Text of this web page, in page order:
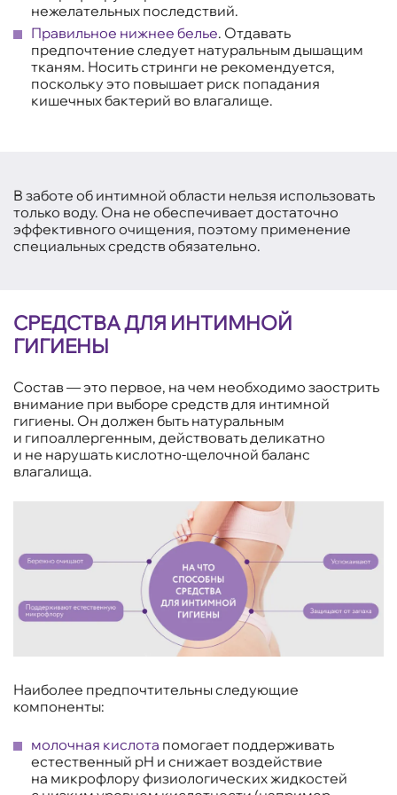
нежелательных последствий.
Правильное нижнее белье. Отдавать
предпочтение следует натуральным дышащим
тканям. Носить стринги не рекомендуется,
поскольку это повышает риск попадания
кишечных бактерий во влагалище.
В заботе об интимной области нельзя использовать
только воду. Она не обеспечивает достаточно
эффективного очищения, поэтому применение
специальных средств обязательно.
СРЕДСТВА ДЛЯ ИНТИМНОЙ
ГИГИЕНЫ
Состав — это первое, на чем необходимо заострить
внимание при выборе средств для интимной
гигиены. Он должен быть натуральным
и гипоаллергенным, действовать деликатно
и не нарушать кислотно-щелочной баланс
влагалища.
Наиболее предпочтительны следующие
компоненты:
молочная кислота помогает поддерживать
естественный pH и снижает воздействие
на микрофлору физиологических жидкостей